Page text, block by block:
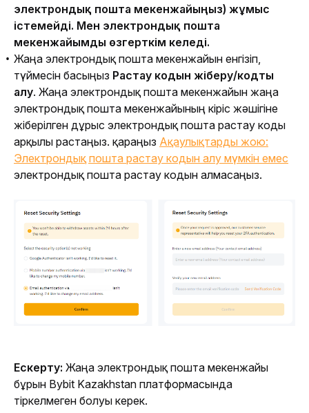
электрондық пошта мекенжайыңыз) жұмыс
істемейді. Мен электрондық пошта
мекенжайымды өзгерткім келеді.
Жаңа электрондық пошта мекенжайын енгізіп,
түймесін басыңыз Растау кодын жіберу/кодты
алу. Жаңа электрондық пошта мекенжайын жаңа
электрондық пошта мекенжайының кіріс жәшігіне
жіберілген дұрыс электрондық пошта растау коды
арқылы растаңыз. қараңыз Ақаулықтарды жою:
Электрондық пошта растау кодын алу мүмкін емес
электрондық пошта растау кодын алмасаңыз.
Ескерту: Жаңа электрондық пошта мекенжайы
бұрын Bybit Kazakhstan платформасында
тіркелмеген болуы керек.